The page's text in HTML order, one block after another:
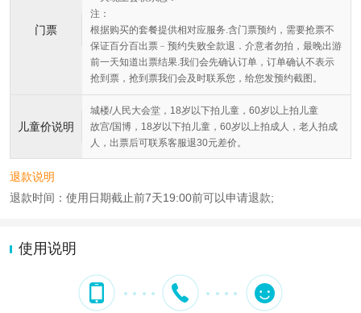
门票
注：
根据购买的套餐提供相对应服务.含门票预约，需要抢票不
保证百分百出票﹣预约失败全款退．介意者勿拍，最晚出游
前一天知道出票结果.我们会先确认订单，订单确认不表示
抢到票，抢到票我们会及时联系您，给您发预约截图。
儿童价说明
城楼/人民大会堂，18岁以下拍儿童，60岁以上拍儿童
故宫/国博，18岁以下拍儿童，60岁以上拍成人，老人拍成
人，出票后可联系客服退30元差价。
退款说明
退款时间：使用日期截止前7天19:00前可以申请退款;
使用说明